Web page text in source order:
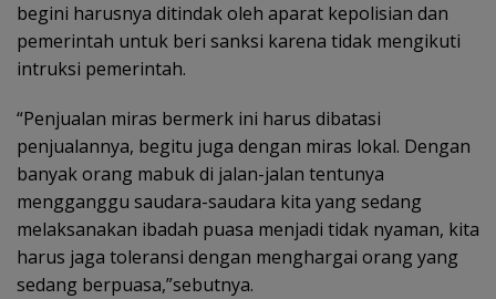
begini harusnya ditindak oleh aparat kepolisian dan
pemerintah untuk beri sanksi karena tidak mengikuti
intruksi pemerintah.
“Penjualan miras bermerk ini harus dibatasi
penjualannya, begitu juga dengan miras lokal. Dengan
banyak orang mabuk di jalan-jalan tentunya
mengganggu saudara-saudara kita yang sedang
melaksanakan ibadah puasa menjadi tidak nyaman, kita
harus jaga toleransi dengan menghargai orang yang
sedang berpuasa,”sebutnya.